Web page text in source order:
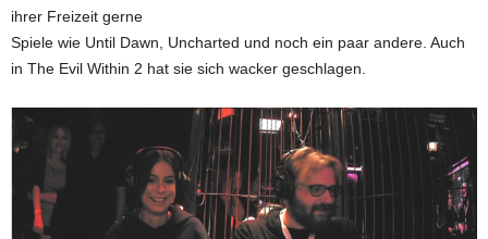
ihrer Freizeit gerne
Spiele wie Until Dawn, Uncharted und noch ein paar andere. Auch
in The Evil Within 2 hat sie sich wacker geschlagen.